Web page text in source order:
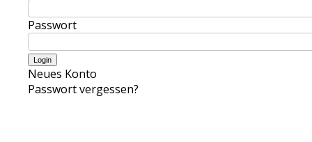
Passwort
Neues Konto
Passwort vergessen?